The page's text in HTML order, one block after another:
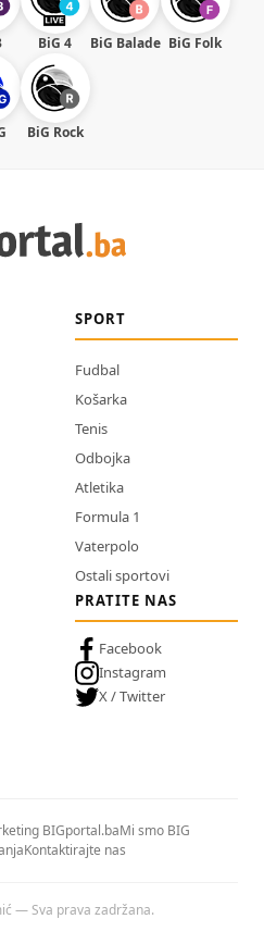
BiG 4 BiG Balade BiG Folk
BiG Rock
SPORT
Fudbal
Košarka
Tenis
Odbojka
Atletika
Formula 1
Vaterpolo
Ostali sportovi
PRATITE NAS
Facebook
Instagram
X / Twitter
BIGportal.baMi smo BIG
Kontaktirajte nas
— Sva prava zadržana.